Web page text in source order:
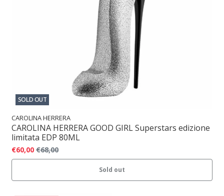
SOLD OUT
CAROLINA HERRERA
CAROLINA HERRERA GOOD GIRL Superstars edizione
limitata EDP 80ML
€60,00 €68,00
Sold out